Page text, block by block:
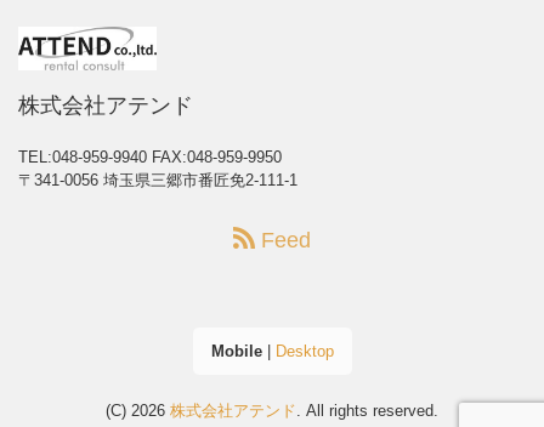
株式会社アテンド
TEL:048-959-9940 FAX:048-959-9950
〒341-0056 埼玉県三郷市番匠免2-111-1
Feed
Mobile| Desktop
(C) 2026 株式会社アテンド . All rights reserved.